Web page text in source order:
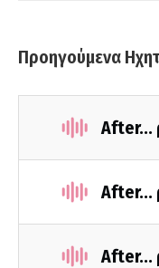
Προηγούμενα
After...
After...
After...